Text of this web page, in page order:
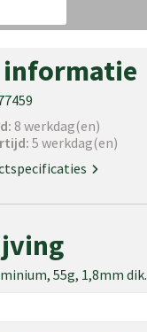
8 werkdag(en)
5 werkdag(en)
55g, 1,8mm dik.